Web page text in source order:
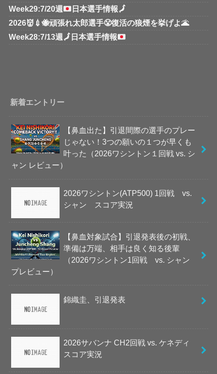
Week29:7/20週
日本選手情報🗾
2026👹💉🐝頑張れ太郎選手😤復活の狼煙を挙げよ🌋
Week28:7/13週 🗾 日本選手情報
新着エントリー
【鼻血出た】引退間際の選手のプレー
じゃない！3つの願いの１つが早くも
叶った（2026ワシントン１回戦 vs. シ
ャン レビュー）
2026ワシントン(ATP500) 1回戦 vs.
シャン スコア実況
【鼻血対象試合】引退発表後の初戦、
準備は万端、相手は良く知る後輩
（2026ワシントン1回戦 vs. シャン
プレビュー）
錦織圭、引退発表
2026サバンナ CH2回戦 vs. ケネディ
スコア実況